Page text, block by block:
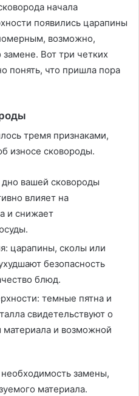
начала
появились царапины
возможно,
Вот три четких
понять, что пришла пора
тремя признаками,
износе сковороды.
вашей сковороды
влияет на
и снижает
царапины, сколы или
безопасность
блюд.
темные пятна и
свидетельствуют о
материала и возможной
замены,
материала.